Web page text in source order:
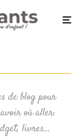
de blog pour
où aller:
livres…